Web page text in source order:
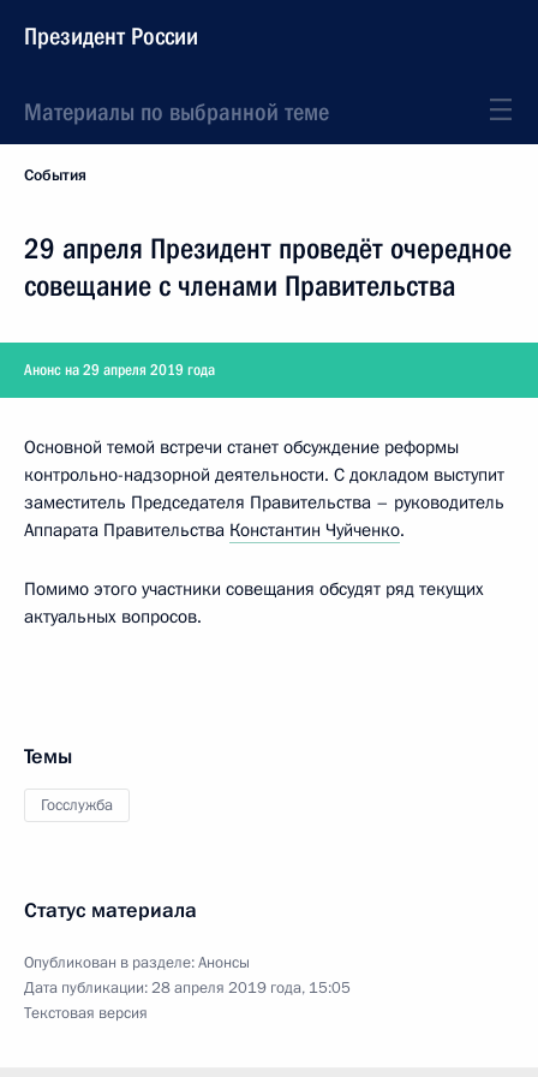
Президент России
Материалы по выбранной теме
События
29 апреля Президент проведёт очередное
совещание с членами Правительства
Анонс на 29 апреля 2019 года
Основной темой встречи станет обсуждение реформы
контрольно-надзорной деятельности. С докладом выступит
заместитель Председателя Правительства – руководитель
Аппарата Правительства Константин Чуйченко.
Помимо этого участники совещания обсудят ряд текущих
актуальных вопросов.
Темы
Госслужба
Статус материала
Опубликован в разделе:Анонсы
Дата публикации:28 апреля 2019 года, 15:05
Текстовая версия